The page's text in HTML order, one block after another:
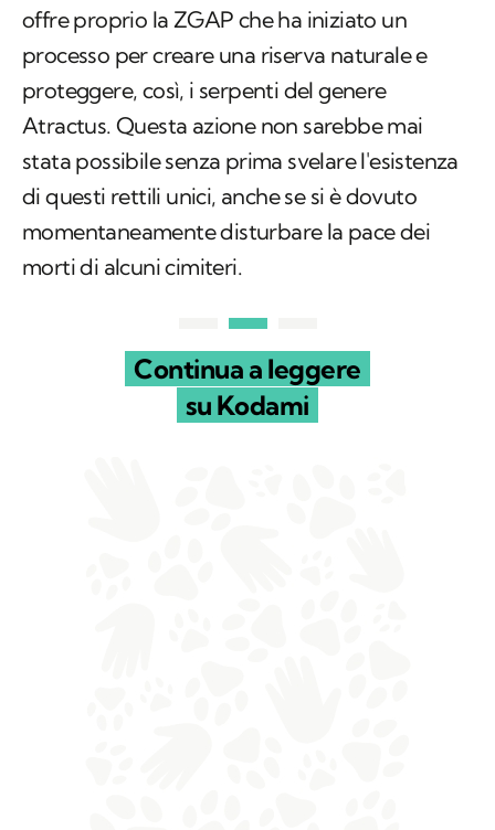
offre proprio la ZGAP che ha iniziato un
processo per creare una riserva naturale e
proteggere, così, i serpenti del genere
Atractus. Questa azione non sarebbe mai
stata possibile senza prima svelare l'esistenza
di questi rettili unici, anche se si è dovuto
momentaneamente disturbare la pace dei
morti di alcuni cimiteri.
Continua a leggere
su Kodami